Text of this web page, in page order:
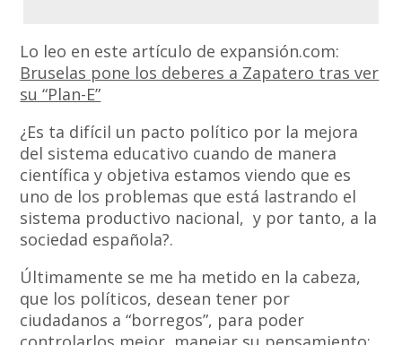
Lo leo en este artículo de expansión.com:
Bruselas pone los deberes a Zapatero tras ver
su “Plan-E”
¿Es ta difícil un pacto político por la mejora
del sistema educativo cuando de manera
científica y objetiva estamos viendo que es
uno de los problemas que está lastrando el
sistema productivo nacional, y por tanto, a la
sociedad española?.
Últimamente se me ha metido en la cabeza,
que los políticos, desean tener por
ciudadanos a “borregos”, para poder